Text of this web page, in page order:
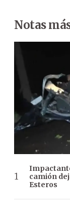
Notas
camión
Esteros